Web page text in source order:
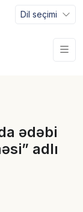
Dil seçimi
ədəbi
adlı